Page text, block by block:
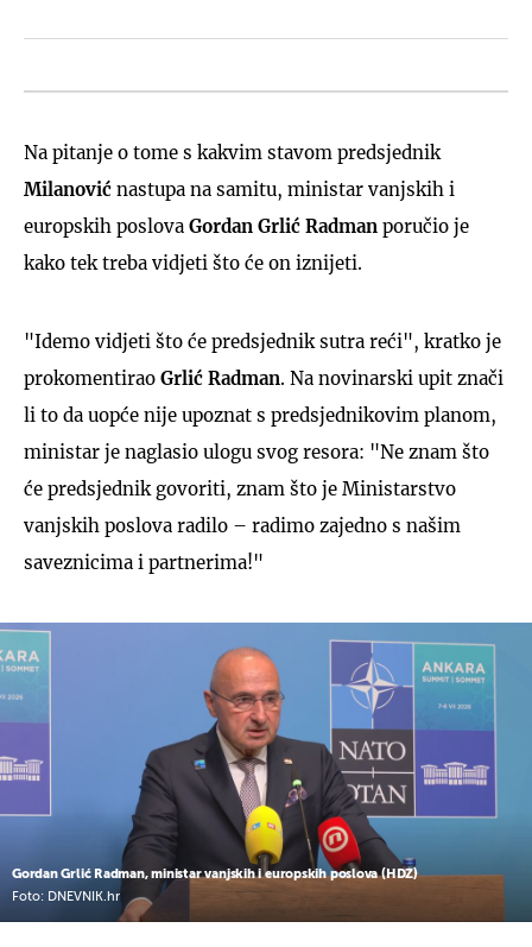
Na pitanje o tome s kakvim stavom predsjednik
Milanović nastupa na samitu, ministar vanjskih i
europskih poslova Gordan Grlić Radman poručio je
kako tek treba vidjeti što će on iznijeti.
"Idemo vidjeti što će predsjednik sutra reći", kratko je
prokomentirao Grlić Radman. Na novinarski upit znači
li to da uopće nije upoznat s predsjednikovim planom,
ministar je naglasio ulogu svog resora: "Ne znam što
će predsjednik govoriti, znam što je Ministarstvo
vanjskih poslova radilo – radimo zajedno s našim
saveznicima i partnerima!"
Gordan Grlić Radman, ministar vanjskih i europskih poslova (HDZ)
Foto: DNEVNIK.hr